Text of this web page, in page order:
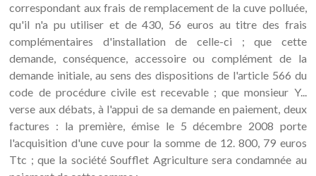
correspondant aux frais de remplacement de la cuve polluée,
qu'il n'a pu utiliser et de 430, 56 euros au titre des frais
complémentaires d'installation de celle-ci ; que cette
demande, conséquence, accessoire ou complément de la
demande initiale, au sens des dispositions de l'article 566 du
code de procédure civile est recevable ; que monsieur Y...
verse aux débats, à l'appui de sa demande en paiement, deux
factures : la première, émise le 5 décembre 2008 porte
l'acquisition d'une cuve pour la somme de 12. 800, 79 euros
Ttc ; que la société Soufflet Agriculture sera condamnée au